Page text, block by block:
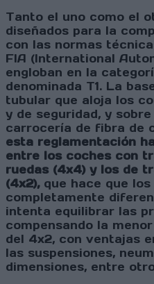
Tanto el uno como el
diseñados para la
con las normas
FIA (International
engloban en la
denominada T1. La
tubular que aloja los
y de seguridad, y
carrocería de fibra de
esta reglamentación
entre los coches con
ruedas (4x4) y los de
(4x2),que hace que los
completamente
intenta equilibrar las
compensando la
del 4x2, con ventajas
las suspensiones,
dimensiones, entre